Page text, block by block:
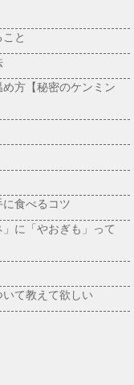
と
方【秘密のケンミン
食べるコツ
に「やおぎも」って
いて教えて欲しい